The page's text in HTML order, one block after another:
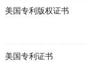
美国专利版权证书
美国专利证书